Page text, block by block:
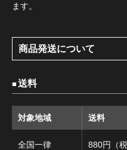
ます。
商品発送について
送料
対象地域 送料
全国一律 880円（税